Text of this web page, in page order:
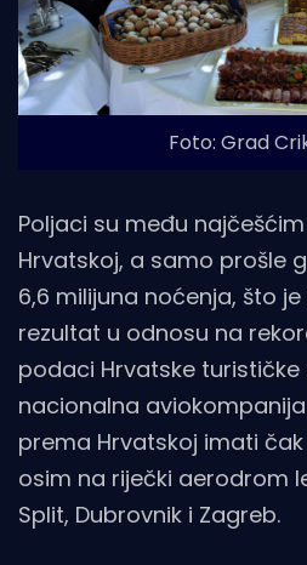
Foto: Grad
Poljaci su među
Hrvatskoj, a samo prošle
6,6 milijuna noćenja, što
rezultat u odnosu na
podaci Hrvatske turističke
nacionalna
prema Hrvatskoj imati
osim na riječki aerodrom
Split, Dubrovnik i Zagreb.